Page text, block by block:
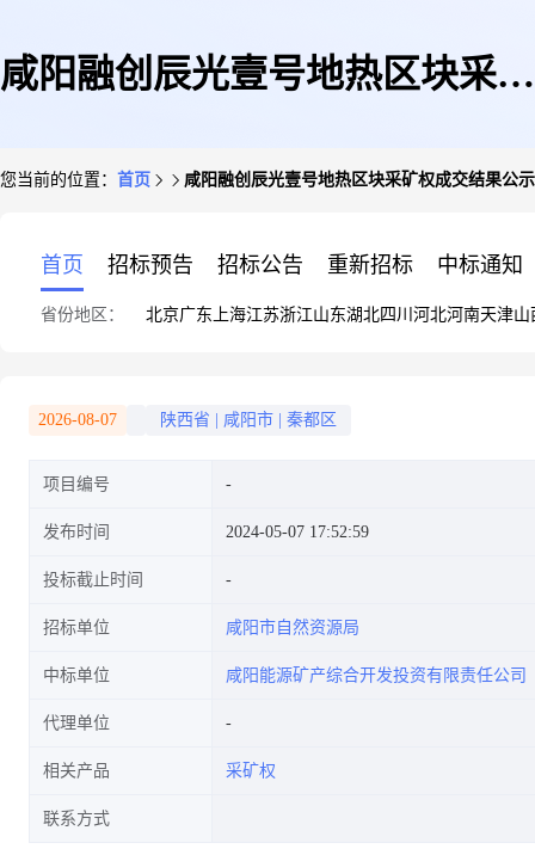
咸阳融创辰光壹号地热区块采矿
您当前的位置： 首页 咸阳融创辰光壹号地热区块采矿权成交结果公示
首页 招标预告 招标公告 重新招标 中标通知
省份地区： 北京广东 上海江苏浙江山东湖北四川 河北河南天津山
2026-08-07 陕西省 咸阳市 秦都区
项目编号
发布时间 2024-05-07 17:52:59
投标截止时间
招标单位 咸阳市自然资源局
中标单位 咸阳能源矿产综合开发投资有限责任公司
代理单位
相关产品 采矿权
联系方式